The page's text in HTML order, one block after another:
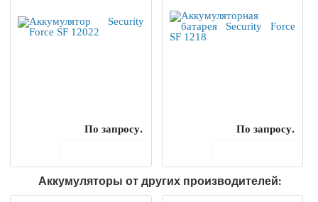
По запросу. По запросу.
Аккумуляторы от других производителей: